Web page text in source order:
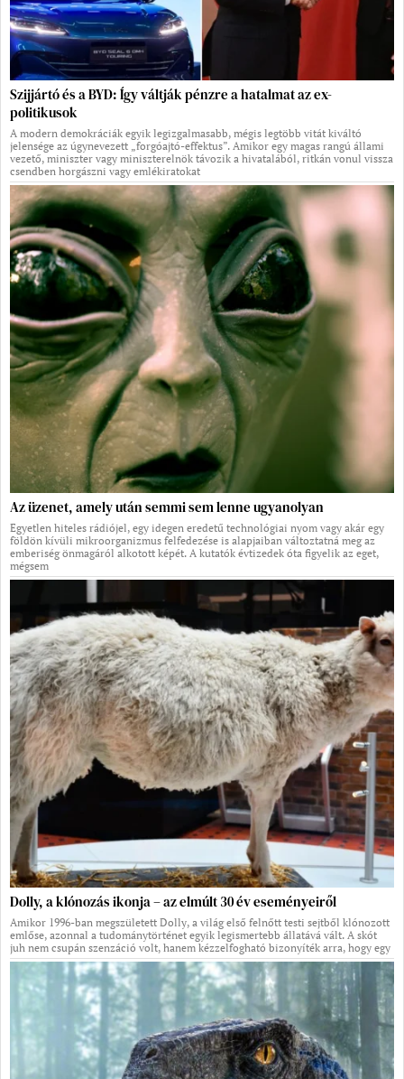
Szijjártó és a BYD: Így váltják pénzre a hatalmat az ex-
politikusok
A modern demokráciák egyik legizgalmasabb, mégis legtöbb vitát kiváltó
jelensége az úgynevezett „forgóajtó-effektus”. Amikor egy magas rangú állami
vezető, miniszter vagy miniszterelnök távozik a hivatalából, ritkán vonul vissza
csendben horgászni vagy emlékiratokat
Az üzenet, amely után semmi sem lenne ugyanolyan
Egyetlen hiteles rádiójel, egy idegen eredetű technológiai nyom vagy akár egy
földön kívüli mikroorganizmus felfedezése is alapjaiban változtatná meg az
emberiség önmagáról alkotott képét. A kutatók évtizedek óta figyelik az eget,
mégsem
Dolly, a klónozás ikonja – az elmúlt 30 év eseményeiről
Amikor 1996-ban megszületett Dolly, a világ első felnőtt testi sejtből klónozott
emlőse, azonnal a tudománytörténet egyik legismertebb állatává vált. A skót
juh nem csupán szenzáció volt, hanem kézzelfogható bizonyíték arra, hogy egy